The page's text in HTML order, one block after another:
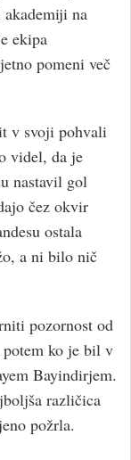
na
ekipa
pomeni več
v svoji pohvali
videl, da je
nastavil gol
čez okvir
ostala
a ni bilo nič
pozornost od
potem ko je bil v
Bayindirjem.
različica
požrla.